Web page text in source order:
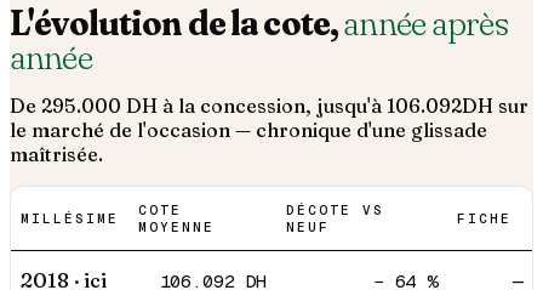
L'évolution de la cote,année après
année
De 295.000 DH à la concession, jusqu'à 106.092DH sur
le marché de l'occasion — chronique d'une glissade
maîtrisée.
MILLÉSIME
COTE
MOYENNE
DÉCOTE VS
NEUF
FICHE
2018 · ici 106.092 DH − 64 % —